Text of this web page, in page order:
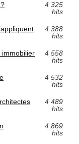
4 325
hits
4 388
hits
immobilier
4 558
hits
4 532
hits
4 489
hits
4 869
hits